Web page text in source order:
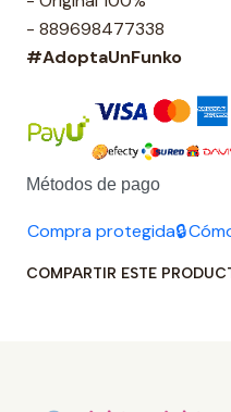
- 889698477338
#AdoptaUnFunko
Métodos de pago
Compra protegida🔒
COMPARTIR ESTE